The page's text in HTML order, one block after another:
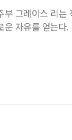
부 그레이스 리는
운 자유를 얻는다.